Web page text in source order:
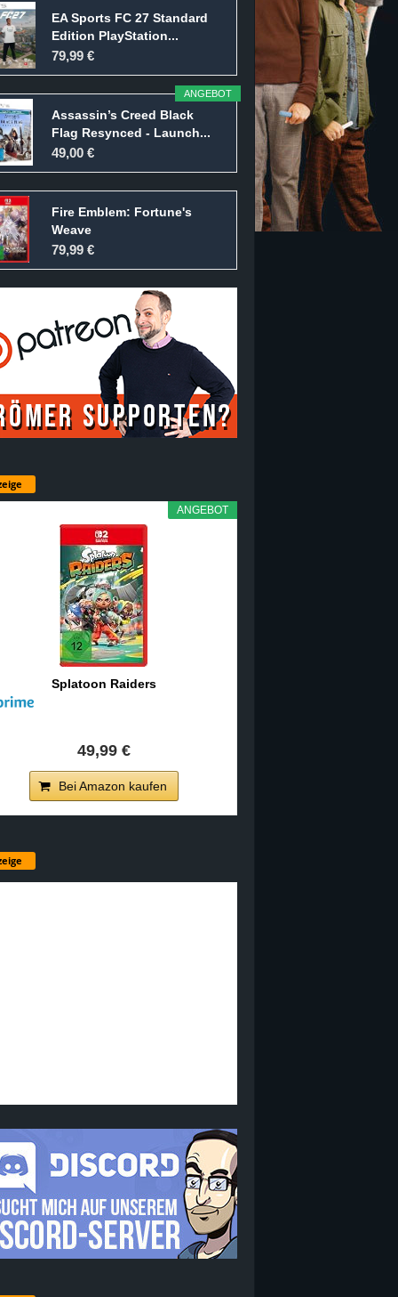
EA Sports FC 27 Standard
Edition PlayStation...
79,99 €
ANGEBOT
Assassin’s Creed Black
Flag Resynced - Launch...
49,00 €
Fire Emblem: Fortune's
Weave
79,99 €
ANGEBOT
Splatoon Raiders
49,99 €
Bei Amazon kaufen